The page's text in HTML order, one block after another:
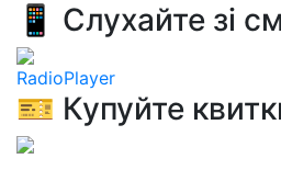
📱 Слухайте зі
RadioPlayer
🎫 Купуйте